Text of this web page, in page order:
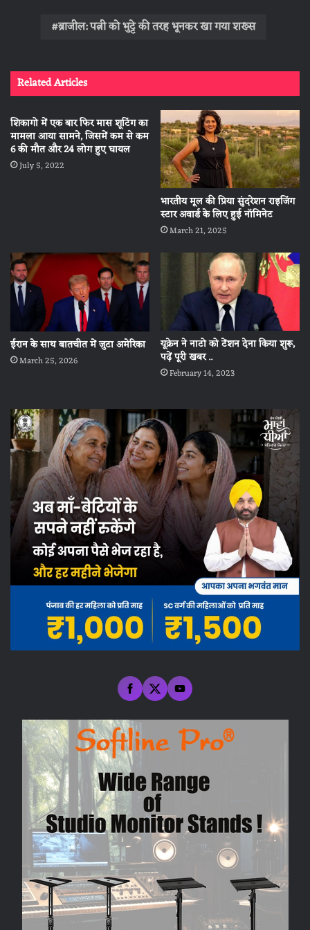
ब्राजील: पत्नी को भुट्टे की तरह भूनकर खा गया शख्स
Related Articles
शिकागो में एक बार फिर मास शूटिंग का
मामला आया सामने, जिसमें कम से कम
6 की मौत और 24 लोग हुए घायल
July 5, 2022
भारतीय मूल की प्रिया सुंदरेशन राइजिंग
स्टार अवार्ड के लिए हुई नॉमिनेट
March 21, 2025
ईरान के साथ बातचीत में जुटा अमेरिका
March 25, 2026
यूक्रेन ने नाटो को टेंशन देना किया शुरू,
पढ़ें पूरी खबर ..
February 14, 2023